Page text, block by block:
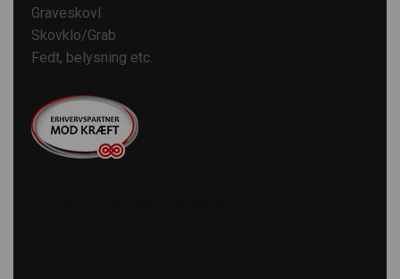
Graveskovl
Skovklo/Grab
Fedt, belysning etc.